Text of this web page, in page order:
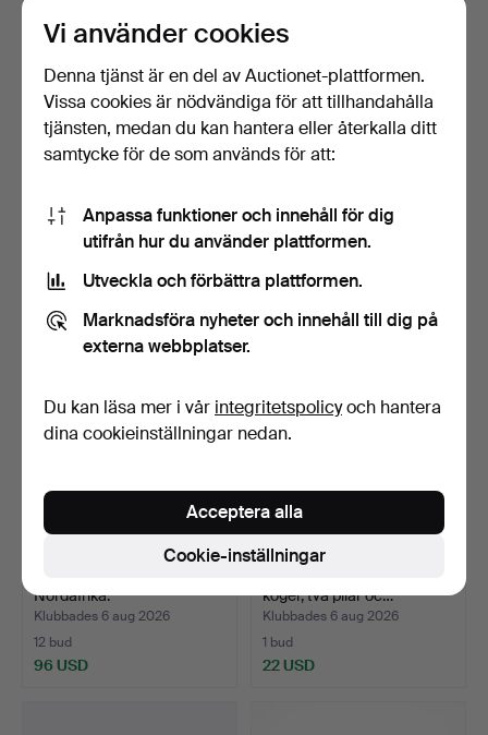
OFFICERSSABEL, m/1899,
infanteriet.
Klubbades 6 aug 2026
25 bud
FLINTLÅSGEVÄR, Tower,
England, med bajonet…
Klubbades 6 aug 2026
18 bud
Nordafrika.
Klubbades 6 aug 2026
12 bud
96 USD
koger, två pilar oc…
Klubbades 6 aug 2026
1 bud
22 USD
Vi använder cookies
Denna tjänst är en del av Auctionet-plattformen.
Vissa cookies är nödvändiga för att tillhandahålla
tjänsten, medan du kan hantera eller återkalla ditt
samtycke för de som används för att:
Anpassa funktioner och innehåll för dig
utifrån hur du använder plattformen.
Utveckla och förbättra plattformen.
Marknadsföra nyheter och innehåll till dig på
externa webbplatser.
Du kan läsa mer i vår integritetspolicyoch hantera
dina cookieinställningar nedan.
Cookie-inställningar
Acceptera alla